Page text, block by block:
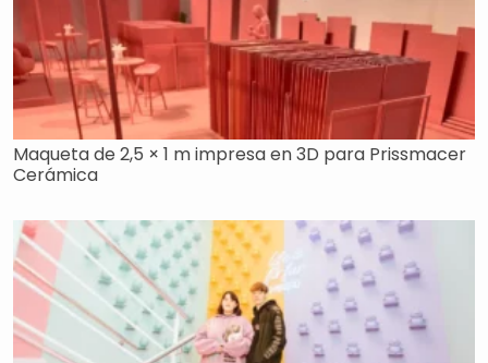
Maqueta de 2,5 × 1 m impresa en 3D para Prissmacer
Cerámica